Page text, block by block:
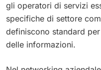
gli operatori di servizi
specifiche di settore
definiscono standard
delle informazioni.